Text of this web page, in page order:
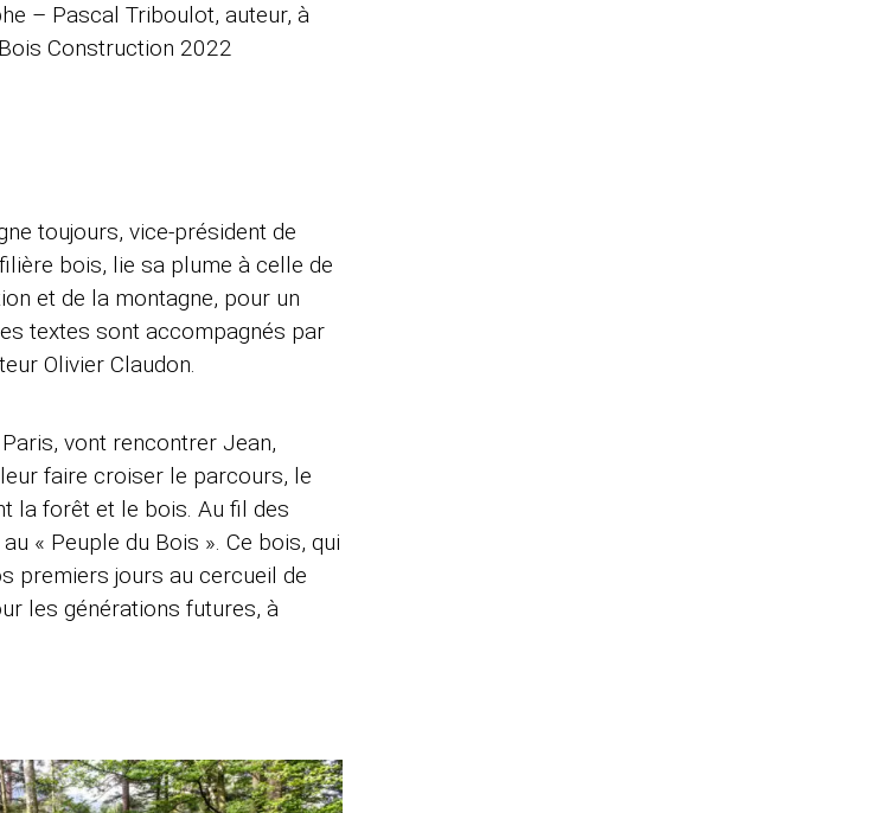
– Pascal Triboulot, auteur, à
Construction 2022
toujours, vice-président de
bois, lie sa plume à celle de
et de la montagne, pour un
textes sont accompagnés par
Olivier Claudon.
vont rencontrer Jean,
faire croiser le parcours, le
la forêt et le bois. Au fil des
« Peuple du Bois ». Ce bois, qui
premiers jours au cercueil de
les générations futures, à